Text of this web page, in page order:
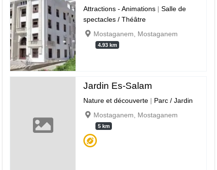
Attractions - Animations |Salle de
spectacles / Théâtre
Mostaganem, Mostaganem
4.93 km
Jardin Es-Salam
Nature et découverte | Parc / Jardin
Mostaganem, Mostaganem
5 km